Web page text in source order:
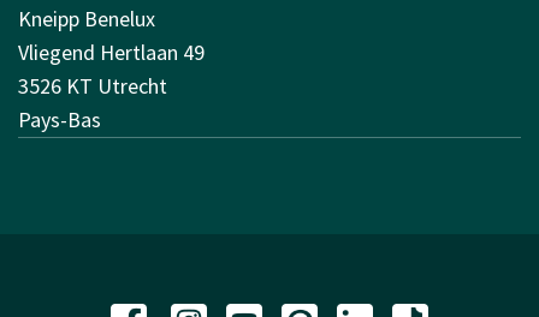
Kneipp Benelux
Vliegend Hertlaan 49
3526 KT Utrecht
Pays-Bas